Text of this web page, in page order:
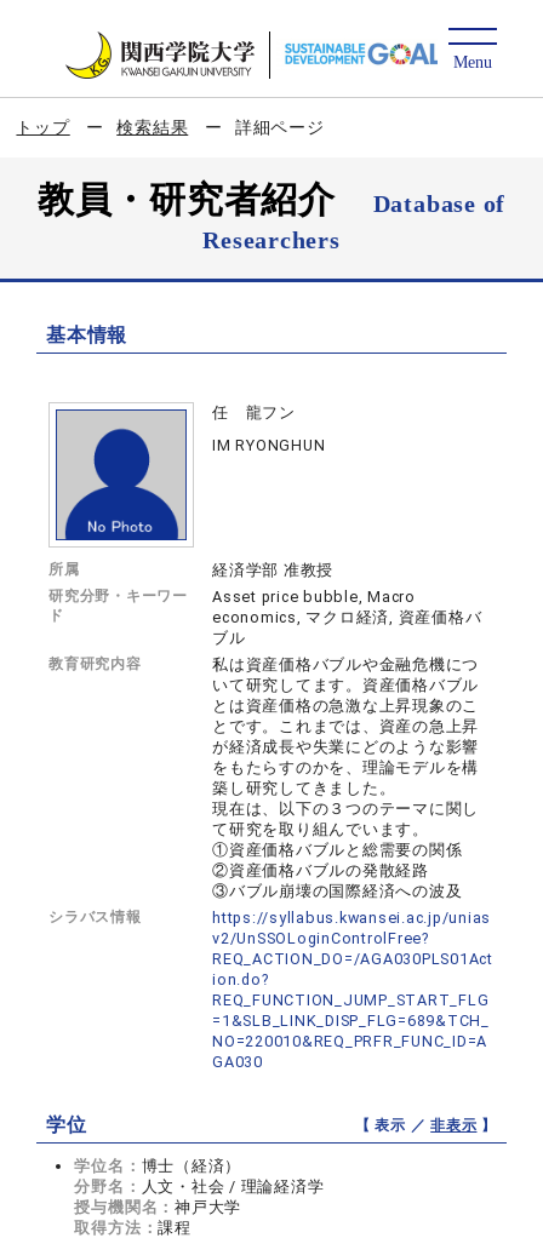
トップ 検索結果 詳細ページ
教員・研究者紹介
Database of
Researchers
基本情報
任 龍フン
IM RYONGHUN
所属 経済学部 准教授
研究分野・キーワー
ド
Asset price bubble, Macro
economics, マクロ経済, 資産価格バ
ブル
教育研究内容
私は資産価格バブルや金融危機につ
いて研究してます。資産価格バブル
とは資産価格の急激な上昇現象のこ
とです。これまでは、資産の急上昇
が経済成長や失業にどのような影響
をもたらすのかを、理論モデルを構
築し研究してきました。
現在は、以下の３つのテーマに関し
て研究を取り組んでいます。
①資産価格バブルと総需要の関係
②資産価格バブルの発散経路
③バブル崩壊の国際経済への波及
シラバス情報
https://syllabus.kwansei.ac.jp/unias
v2/UnSSOLoginControlFree?
REQ_ACTION_DO=/AGA030PLS01Act
ion.do?
REQ_FUNCTION_JUMP_START_FLG
=1&SLB_LINK_DISP_FLG=689&TCH_
NO=220010&REQ_PRFR_FUNC_ID=A
GA030
学位 【 表示 ／非表示 】
学位名： 博士（経済）
分野名： 人文・社会 / 理論経済学
授与機関名：神戸大学
取得方法：課程